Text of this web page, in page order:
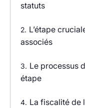
statuts
2. L’étape
associés
3. Le processus
étape
4. La fiscalité de